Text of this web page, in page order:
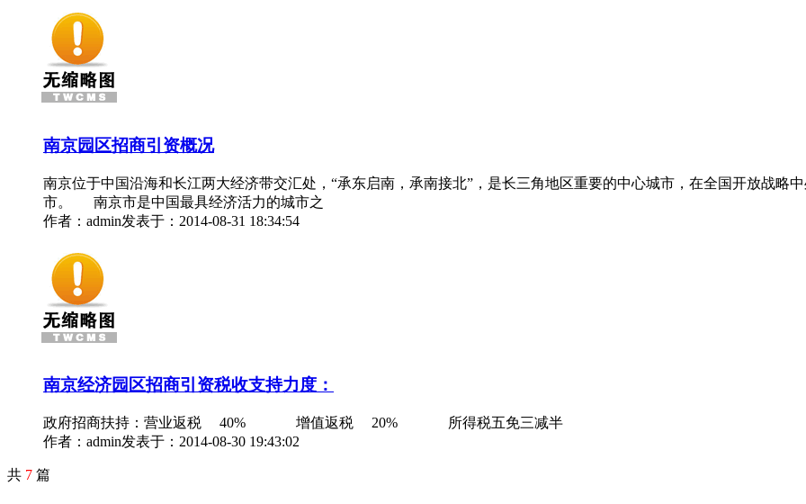
南京园区招商引资概况
南京位于中国沿海和长江两大经济带交汇处，“承东启南，承南接北”，是长三角地区重要的中心城市，在全国开放战
市。 南京市是中国最具经济活力的城市之
作者：admin发表于：2014-08-31 18:34:54
南京经济园区招商引资税收支持力度：
政府招商扶持：营业返税 40% 增值返税 20% 所得税五免三减半
作者：admin发表于：2014-08-30 19:43:02
共 7 篇